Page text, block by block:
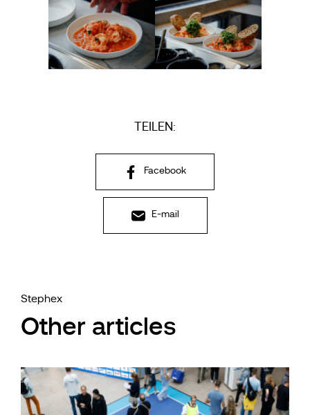
TEILEN:
Facebook
E-mail
Stephex
Other articles